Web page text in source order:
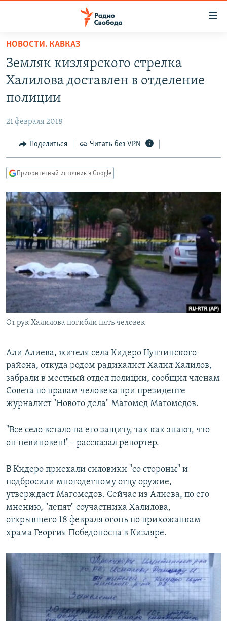
упрощенного
доступа
Вернуться
основному
Вернутся
Вернутся
поиску
МНЕНИЯ
КУЛЬТУРА
КАВКАЗ.РЕАЛИИ
СЕВЕР.РЕАЛИИ
СИБИРЬ.РЕАЛИИ
РАСПИСАНИЕ ВЕЩАНИЯ
ПОДПИШИТЕСЬ НА РАССЫЛКУ
СОЦИАЛЬНЫЕ СЕТИ
Все сайты РСЕ/РС
НОВОСТИ. КАВКАЗ
Земляк кизлярского стрелка
Халилова доставлен в отделение
полиции
21 февраля 2018
Поделиться Читать без VPN
Приоритетный источник в Google
От рук Халилова погибли пять человек
Али Алиева, жителя села Кидеро Цунтинского
района, откуда родом радикалист Халил Халилов,
забрали в местный отдел полиции, сообщил членам
Совета по правам человека при президенте
журналист "Нового дела" Магомед Магомедов.
"Все село встало на его защиту, так как знают, что
он невиновен!" - рассказал репортер.
В Кидеро приехали силовики "со стороны" и
подбросили многодетному отцу оружие,
утверждает Магомедов. Сейчас из Алиева, по его
мнению, "лепят" соучастника Халилова,
открывшего 18 февраля огонь по прихожанкам
храма Георгия Победоносца в Кизляре.